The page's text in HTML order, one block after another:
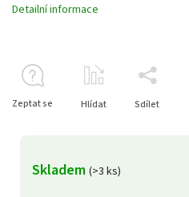
Skladem (>3 ks)
Detailní informace
Zeptat se Hlídat Sdílet